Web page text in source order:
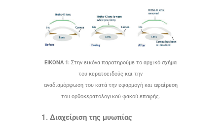
ΕΙΚΟΝΑ 1: Στην εικόνα παρατηρούμε το αρχικό σχήμα
του κερατοειδούς και την
αναδιαμόρφωση του κατά την εφαρμογή και αφαίρεση
του ορθοκερατολογικού φακού επαφής.
1. Διαχείριση της μυωπίας